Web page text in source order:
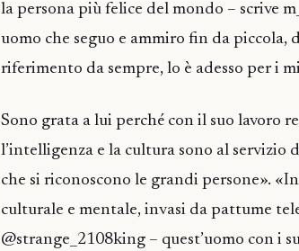
la persona più felice del mondo – scrive
uomo che seguo e ammiro fin da
riferimento da sempre, lo è adesso per i
Sono grata a lui perché con il suo lavoro
l’intelligenza e la cultura sono al servizio
che si riconoscono le grandi persone».
culturale e mentale, invasi da pattume
@strange_2108king – quest’uomo con i